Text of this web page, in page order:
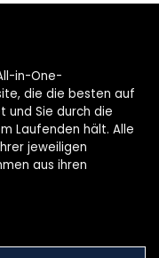
in-One-
die die besten auf
und Sie durch die
Laufenden hält. Alle
jeweiligen
aus ihren